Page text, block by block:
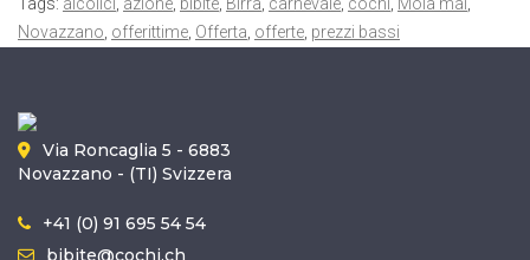
Novazzano offerittime Offerta offerte prezzi bassi
Via Roncaglia 5 - 6883
Novazzano - (TI) Svizzera
+41 (0) 91 695 54 54
bibite@cochi.ch